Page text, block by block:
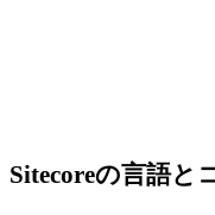
Sitecoreの言語と